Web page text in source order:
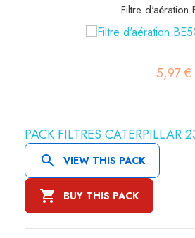
Filtre à air sécurité
19,45 €
PACK FILTRES CATERPILLAR
 VIEW THIS PACK
 BUY THIS PACK